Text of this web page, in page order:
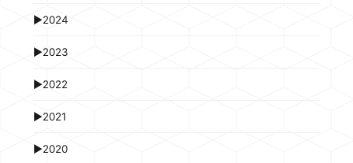
►2024
►2023
►2022
►2021
►2020